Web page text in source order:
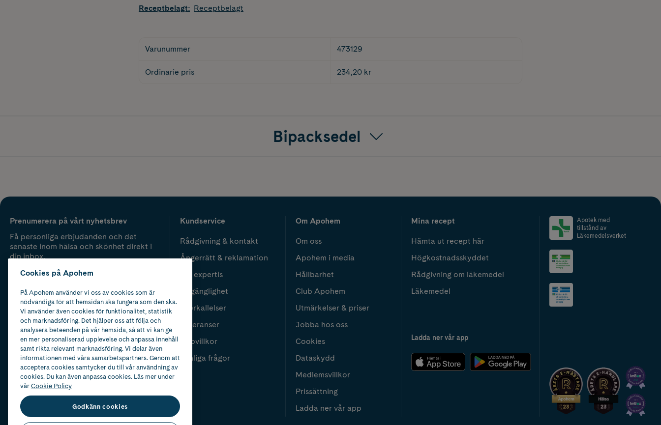
Receptbelagt: Receptbelagt
Varunummer 473129
Ordinarie pris 234,20 kr
Bipacksedel
Prenumerera på vårt nyhetsbrev
Få personliga erbjudanden och det
senaste inom hälsa och skönhet direkt i
din inbox.
Kundservice
Rådgivning & kontakt
Ångerrätt & reklamation
Vår expertis
Tillgänglighet
Återkallelser
Leveranser
Köpvillkor
Vanliga frågor
Om Apohem
Om oss
Apohem i media
Hållbarhet
Club Apohem
Utmärkelser & priser
Jobba hos oss
Cookies
Dataskydd
Medlemsvillkor
Prissättning
Ladda ner vår app
Mina recept
Hämta ut recept här
Högkostnadsskyddet
Rådgivning om läkemedel
Läkemedel
Ladda ner vår app
Apotek med
tillstånd av
Läkemedelsverket
2024
Cookies på Apohem
På Apohem använder vi oss av cookies som är
nödvändiga för att hemsidan ska fungera som den ska.
Vi använder även cookies för funktionalitet, statistik
och marknadsföring. Det hjälper oss att följa och
analysera beteenden på vår hemsida, så att vi kan ge
en mer personaliserad upplevelse och anpassa innehåll
samt rikta relevant marknadsföring. Vi delar även
informationen med våra samarbetspartners. Genom att
acceptera cookies samtycker du till vår användning av
cookies. Du kan även anpassa cookies. Läs mer under
vårCookie Policy
Godkänn cookies